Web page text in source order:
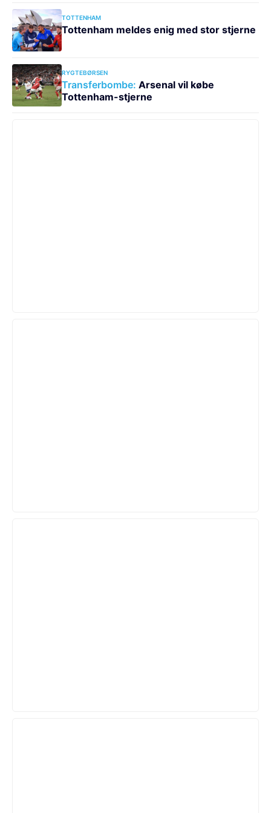
TOTTENHAM
Tottenham meldes enig med stor stjerne
RYGTEBØRSEN
Transferbombe: Arsenal vil købe
Tottenham-stjerne